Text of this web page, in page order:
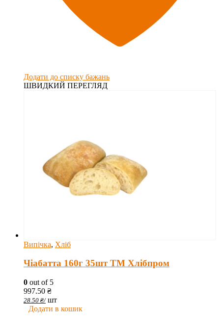
Додати до списку бажань
ШВИДКИЙ ПЕРЕГЛЯД
Випічка, Хліб
Чіабатта 160г 35шт ТМ Хлібпром
0 out of 5
997.50 ₴
28.50 ₴/ шт
Додати в кошик